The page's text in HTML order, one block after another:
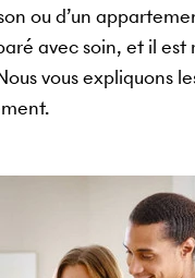
ou d’un
avec soin, et il est
vous expliquons